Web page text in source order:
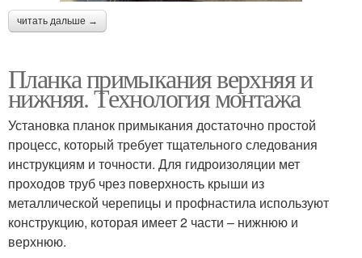
читать дальше →
Планка примыкания верхняя и
нижняя. Технология монтажа
Установка планок примыкания достаточно простой
процесс, который требует тщательного следования
инструкциям и точности. Для гидроизоляции мет
проходов труб чрез поверхность крыши из
металлической черепицы и профнастила используют
конструкцию, которая имеет 2 части – нижнюю и
верхнюю.